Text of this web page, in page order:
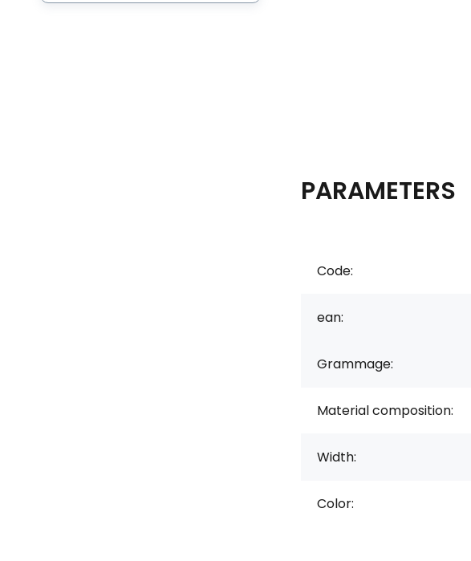
PARAMETERS
Code:
ean:
Grammage:
Material composition:
Width:
Color: